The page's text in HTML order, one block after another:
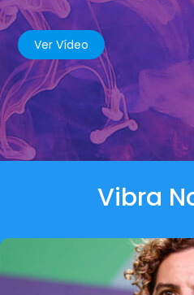
Ver Vídeo
Vibra